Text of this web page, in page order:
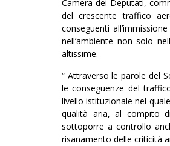
Camera dei Deputati,
del crescente traffico
conseguenti
nell’ambiente non solo
altissime.
“ Attraverso le parole del
le conseguenze del
livello istituzionale nel
qualità aria, al compito
sottoporre a controllo
risanamento delle criticità